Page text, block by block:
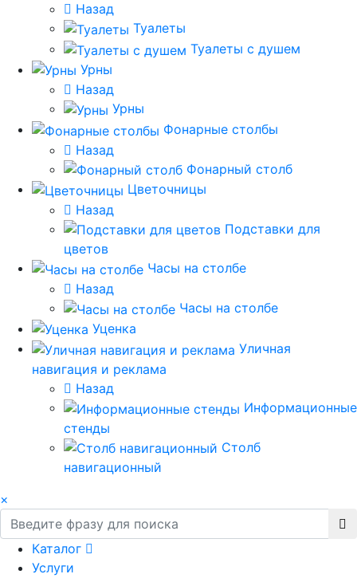
Назад
Туалеты
Туалеты с душем
Урны
Назад
Урны
Фонарные столбы
Назад
Фонарный столб
Цветочницы
Назад
Подставки для
цветов
Часы на столбе
Назад
Часы на столбе
Уценка
Уличная
навигация и реклама
Назад
Информационные
стенды
Столб
навигационный
×
Каталог
Услуги